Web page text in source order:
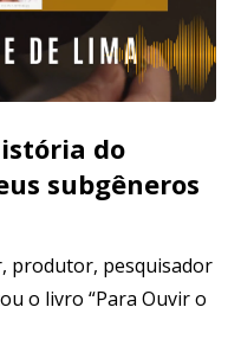
do
subgêneros
produtor, pesquisador
o livro “Para Ouvir o